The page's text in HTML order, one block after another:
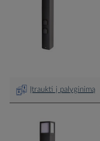
Įtraukti į palyginimą